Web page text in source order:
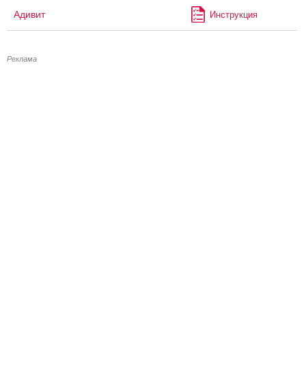
Адивит Инструкция
Реклама